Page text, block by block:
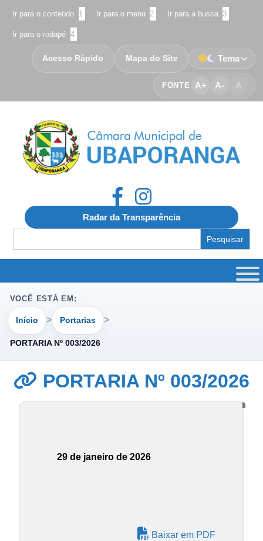
Ir para o conteúdo 1 Ir para o menu 2 Ir para a busca 3
Ir para o rodapé 4
FONTE A+ A- A
Acesso Rápido Mapa do Site Tema
Radar da Transparência
for:
VOCÊ ESTÁ EM:
Início Portarias
PORTARIA Nº 003/2026
PORTARIA Nº 003/2026
29 de janeiro de 2026
Baixar em PDF